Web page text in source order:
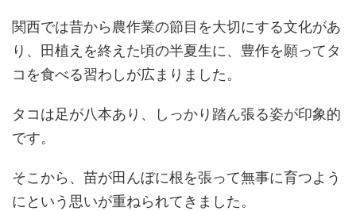
関西では昔から農作業の節目を大切にする文化があ
り、田植えを終えた頃の半夏生に、豊作を願ってタ
コを食べる習わしが広まりました。
タコは足が八本あり、しっかり踏ん張る姿が印象的
です。
そこから、苗が田んぼに根を張って無事に育つよう
にという思いが重ねられてきました。